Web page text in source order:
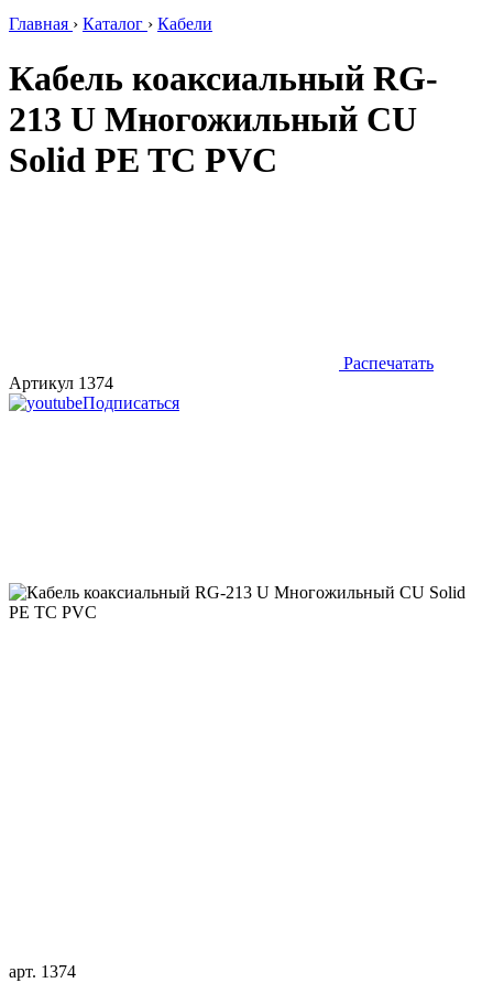
Главная › Каталог › Кабели
Кабель коаксиальный RG-
213 U Многожильный CU
Solid PE TC PVC
Распечатать
Артикул 1374
Подписаться
арт. 1374